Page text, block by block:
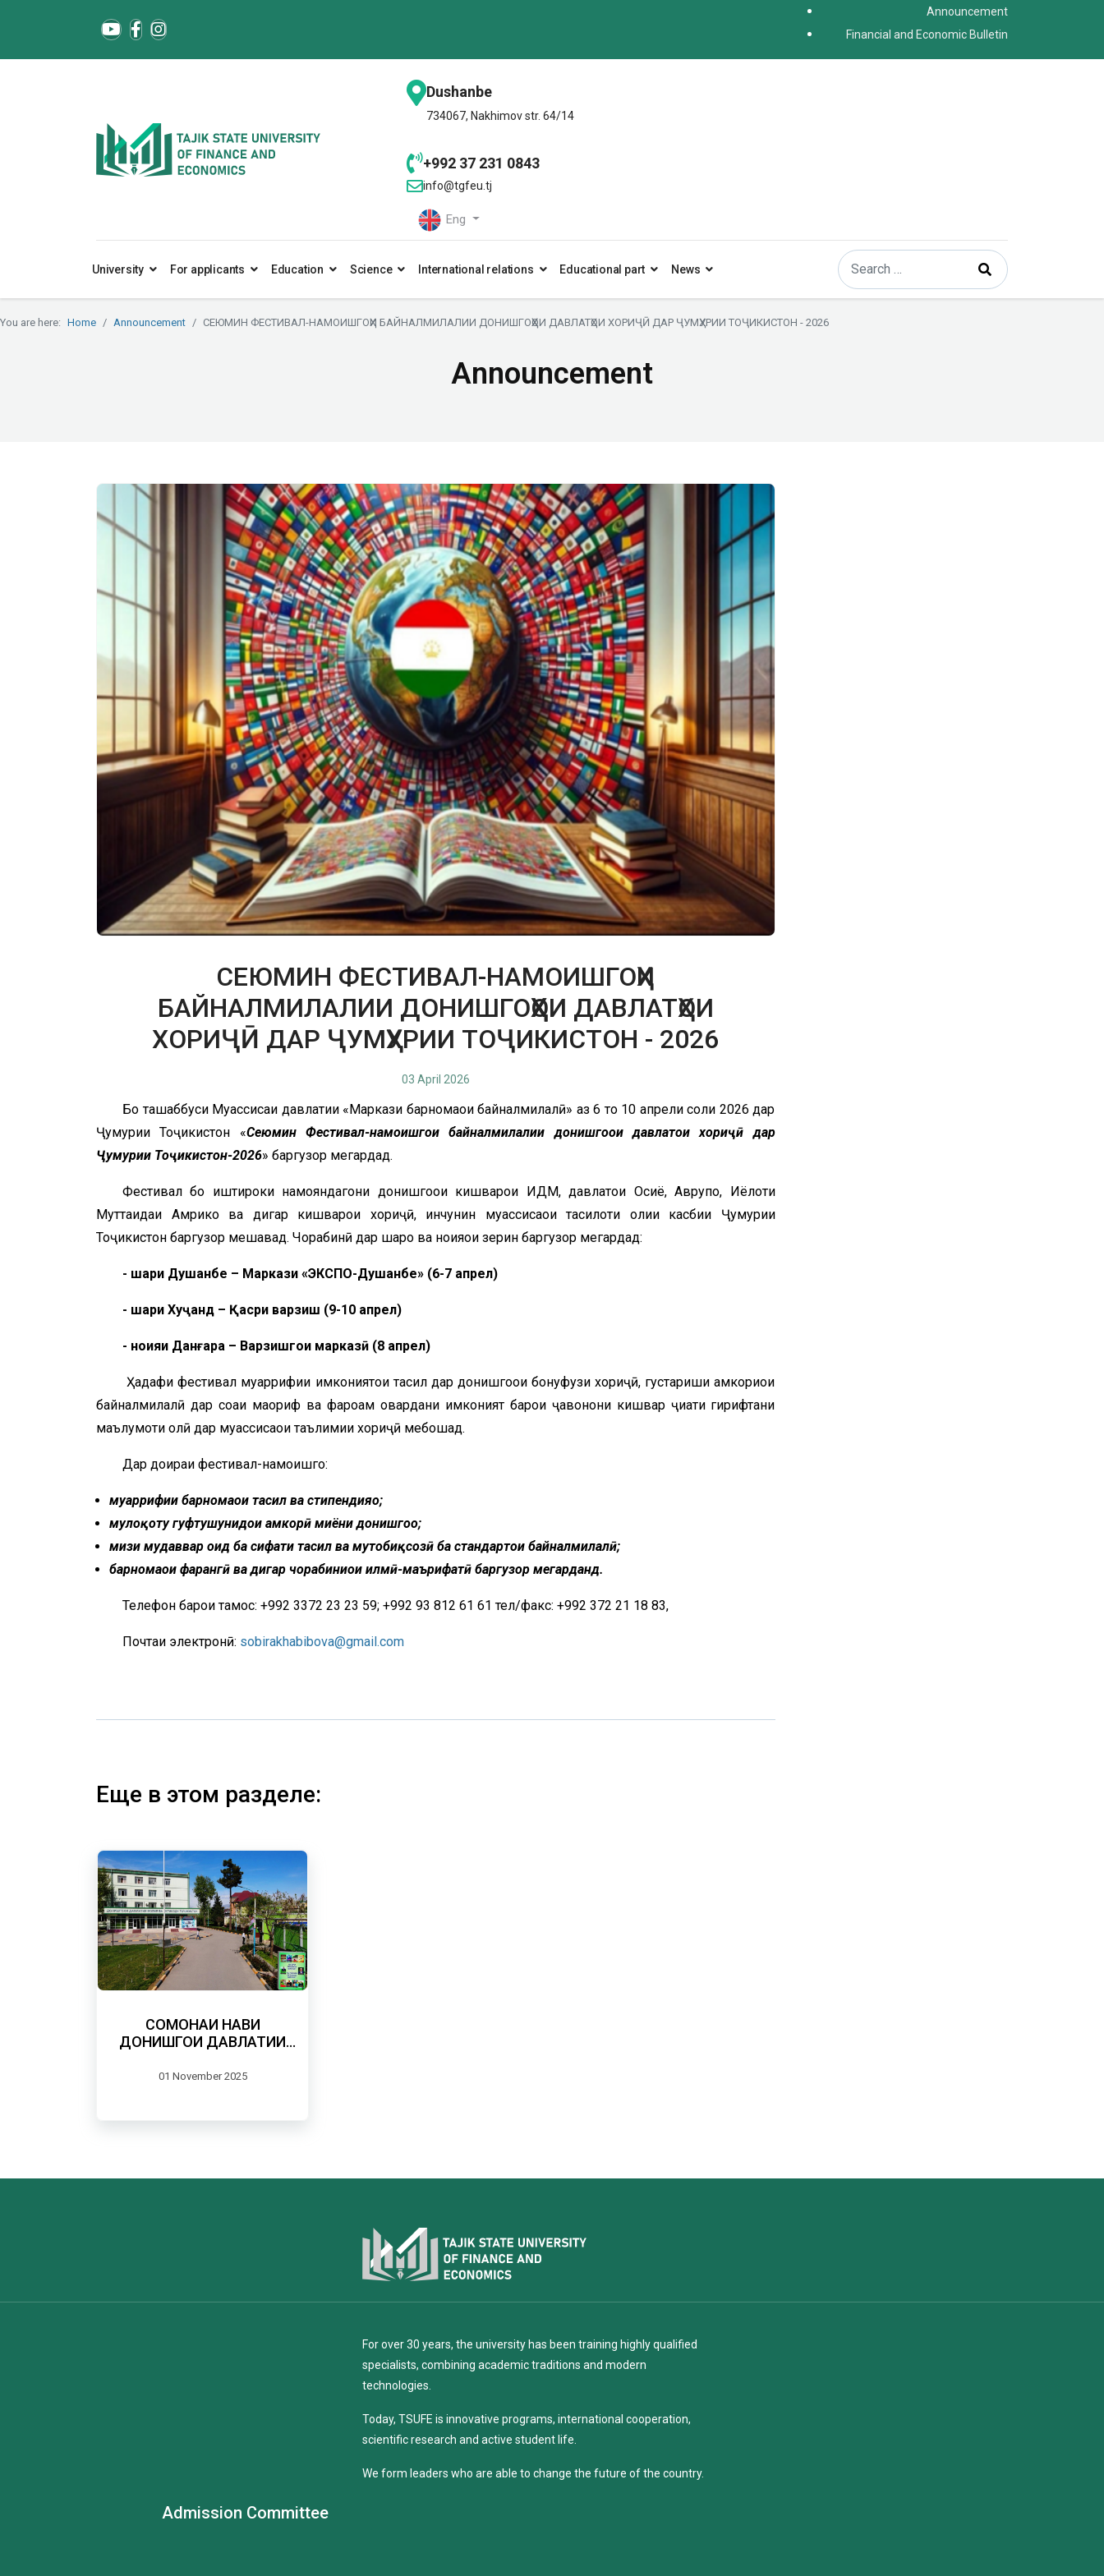
Announcement
Financial and Economic Bulletin
Dushanbe
734067, Nakhimov str. 64/14
+992 37 231 0843
info@tgfeu.tj
Eng
University For applicants Education Science International relations Educational part News
Search
Type 2 or more characters for results.
You are here: Home Announcement СЕЮМИН ФЕСТИВАЛ-НАМОИШГОҲИ БАЙНАЛМИЛАЛИИ ДОНИШГОҲҲОИ ДАВЛАТҲОИ ХОРИҶӢ ДАР ҶУМҲУРИИ ТОҶИКИСТОН - 2026
Announcement
СЕЮМИН ФЕСТИВАЛ-НАМОИШГОҲИ
БАЙНАЛМИЛАЛИИ ДОНИШГОҲҲОИ ДАВЛАТҲОИ
ХОРИҶӢ ДАР ҶУМҲУРИИ ТОҶИКИСТОН - 2026
03 April 2026
Бо ташаббуси Муассисаи давлатии «Маркази барномаҳои байналмилалӣ» аз 6 то 10 апрели соли 2026 дар
Ҷумҳурии Тоҷикистон «Сеюмин Фестивал-намоишгои байналмилалии донишгоои давлатои хориҷӣ дар
Ҷумурии Тоҷикистон-2026» баргузор мегардад.
Фестивал бо иштироки намояндагони донишгоҳҳои кишварҳои ИДМ, давлатҳои Осиё, Аврупо, Иёлоти
Муттаҳидаи Амрико ва дигар кишварҳои хориҷӣ, инчунин муассисаҳои таҳсилоти олии касбии Ҷумҳурии
Тоҷикистон баргузор мешавад. Чорабинӣ дар шаҳрҳо ва ноҳияҳои зерин баргузор мегардад:
- шари Душанбе – Маркази «ЭКСПО-Душанбе» (6-7 апрел)
- шари Хуҷанд – Қасри варзиш (9-10 апрел)
- ноияи Данғара – Варзишгои марказӣ (8 апрел)
Ҳадафи фестивал муаррифии имкониятҳои таҳсил дар донишгоҳҳои бонуфузи хориҷӣ, густариши ҳамкориҳои
байналмилалӣ дар соҳаи маориф ва фароҳам овардани имконият барои ҷавонони кишвар ҷиҳати гирифтани
маълумоти олӣ дар муассисаҳои таълимии хориҷӣ мебошад.
Дар доираи фестивал-намоишгоҳ:
муаррифии барномаои тасил ва стипендияо;
мулоқоту гуфтушунидои амкорӣ миёни донишгоо;
мизи мудаввар оид ба сифати тасил ва мутобиқсозӣ ба стандартои байналмилалӣ;
барномаои фарангӣ ва дигар чорабиниои илмӣ-маърифатӣ баргузор мегарданд.
Телефон барои тамос: +992 3372 23 23 59; +992 93 812 61 61 тел/факс: +992 372 21 18 83,
Почтаи электронӣ: sobirakhabibova@gmail.com
Еще в этом разделе:
СОМОНАИ НАВИ
ДОНИШГОҲИ ДАВЛАТИИ
ТОҶИКИСТОН ВА
01 November 2025
For over 30 years, the university has been training highly qualified
specialists, combining academic traditions and modern
technologies.
Today, TSUFE is innovative programs, international cooperation,
scientific research and active student life.
We form leaders who are able to change the future of the country.
Admission Committee